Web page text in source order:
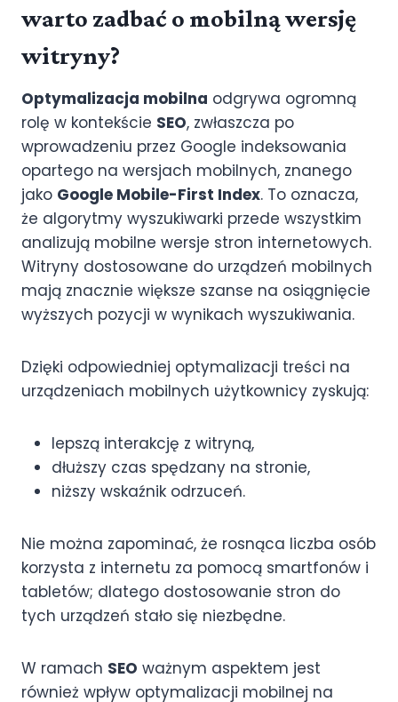
warto zadbać o mobilną wersję
witryny?
Optymalizacja mobilna odgrywa ogromną
rolę w kontekście SEO, zwłaszcza po
wprowadzeniu przez Google indeksowania
opartego na wersjach mobilnych, znanego
jako Google Mobile-First Index. To oznacza,
że algorytmy wyszukiwarki przede wszystkim
analizują mobilne wersje stron internetowych.
Witryny dostosowane do urządzeń mobilnych
mają znacznie większe szanse na osiągnięcie
wyższych pozycji w wynikach wyszukiwania.
Dzięki odpowiedniej optymalizacji treści na
urządzeniach mobilnych użytkownicy zyskują:
lepszą interakcję z witryną,
dłuższy czas spędzany na stronie,
niższy wskaźnik odrzuceń.
Nie można zapominać, że rosnąca liczba osób
korzysta z internetu za pomocą smartfonów i
tabletów; dlatego dostosowanie stron do
tych urządzeń stało się niezbędne.
W ramach SEO ważnym aspektem jest
również wpływ optymalizacji mobilnej na